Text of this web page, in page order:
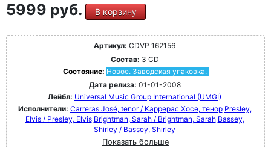
5999 руб. В корзину
Артикул: CDVP 162156
Состав: 3 CD
Состояние: Новое. Заводская упаковка.
Дата релиза: 01-01-2008
Лейбл: Universal Music Group International (UMGI)
Исполнители: Carreras José, tenor / Каррерас Хосе, тенор Presley,
Elvis / Presley, Elvis Brightman, Sarah / Brightman, Sarah Bassey,
Shirley / Bassey, Shirley
Показать больше